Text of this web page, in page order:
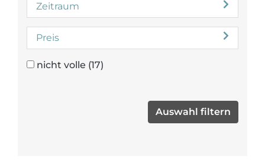
Zeitraum
Preis
nicht volle (17)